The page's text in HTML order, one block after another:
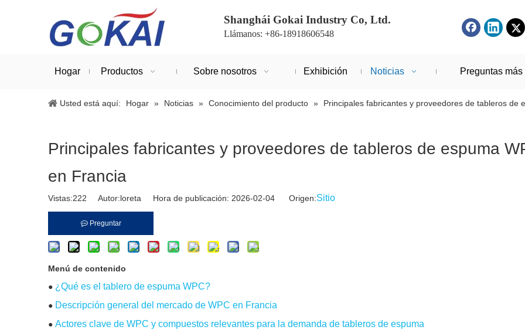
Shanghái Gokai Industry Co, Ltd.
Llámanos: +86-18918606548
Hogar Productos Sobre nosotros Exhibición Noticias Preguntas
Usted está aquí: Hogar » Noticias » Conocimiento del producto » Principales fabricantes y proveedores de tableros de
Principales fabricantes y proveedores de tableros de espuma
en Francia
Vistas:222 Autor:loreta Hora de publicación: 2026-02-04 Origen:Sitio
Preguntar
Menú de contenido
● ¿Qué es el tablero de espuma WPC?
● Descripción general del mercado de WPC en Francia
● Actores clave de WPC y compuestos relevantes para la demanda de tableros de espuma